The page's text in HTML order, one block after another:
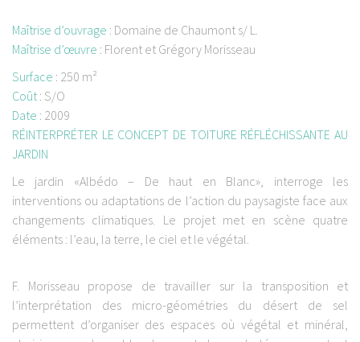
Maîtrise d’ouvrage : Domaine de Chaumont s/ L.
Maîtrise d’œuvre : Florent et Grégory Morisseau
Surface : 250 m²
Coût: S/O
Date : 2009
RÉINTERPRÉTER LE CONCEPT DE TOITURE RÉFLÉCHISSANTE AU
JARDIN
Le jardin «Albédo – De haut en Blanc», interroge les
interventions ou adaptations de l’action du paysagiste face aux
changements climatiques. Le projet met en scène quatre
éléments : l’eau, la terre, le ciel et le végétal.
F. Morisseau propose de travailler sur la transposition et
l’interprétation des micro-géométries du désert de sel
permettent d’organiser des espaces où végétal et minéral,